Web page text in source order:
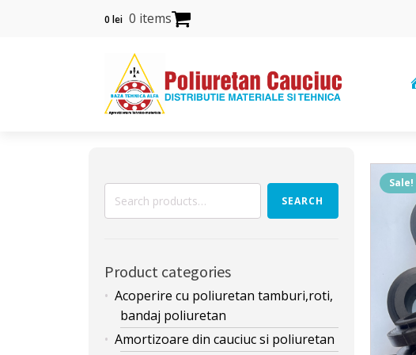
0 lei 0 items
Search
SEARCH
Product categories
Acoperire cu poliuretan tamburi,roti,
bandaj poliuretan
Amortizoare din cauciuc si poliuretan
Sale!